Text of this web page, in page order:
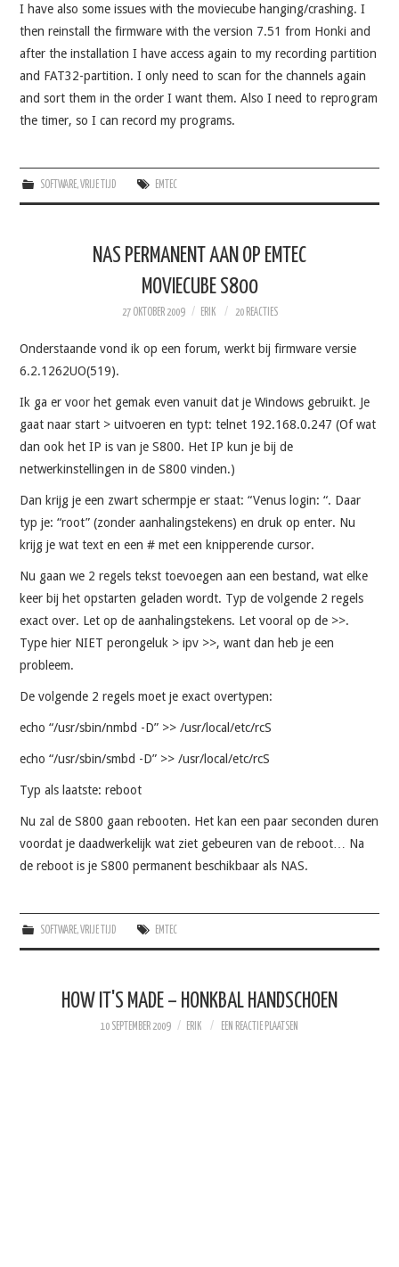
I have also some issues with the moviecube hanging/crashing. I
then reinstall the firmware with the version 7.51 from Honki and
after the installation I have access again to my recording partition
and FAT32-partition. I only need to scan for the channels again
and sort them in the order I want them. Also I need to reprogram
the timer, so I can record my programs.
SOFTWARE,VRIJE TIJD EMTEC
NAS PERMANENT AAN OP EMTEC
MOVIECUBE S800
27 OKTOBER 2009 ERIK 20 REACTIES
Onderstaande vond ik op een forum, werkt bij firmware versie
6.2.1262UO(519).
Ik ga er voor het gemak even vanuit dat je Windows gebruikt. Je
gaat naar start > uitvoeren en typt: telnet 192.168.0.247 (Of wat
dan ook het IP is van je S800. Het IP kun je bij de
netwerkinstellingen in de S800 vinden.)
Dan krijg je een zwart schermpje er staat: “Venus login: “. Daar
typ je: “root” (zonder aanhalingstekens) en druk op enter. Nu
krijg je wat text en een # met een knipperende cursor.
Nu gaan we 2 regels tekst toevoegen aan een bestand, wat elke
keer bij het opstarten geladen wordt. Typ de volgende 2 regels
exact over. Let op de aanhalingstekens. Let vooral op de >>.
Type hier NIET perongeluk > ipv >>, want dan heb je een
probleem.
De volgende 2 regels moet je exact overtypen:
echo “/usr/sbin/nmbd -D” >> /usr/local/etc/rcS
echo “/usr/sbin/smbd -D” >> /usr/local/etc/rcS
Typ als laatste: reboot
Nu zal de S800 gaan rebooten. Het kan een paar seconden duren
voordat je daadwerkelijk wat ziet gebeuren van de reboot… Na
de reboot is je S800 permanent beschikbaar als NAS.
SOFTWARE,VRIJE TIJD EMTEC
HOW IT'S MADE – HONKBAL HANDSCHOEN
10 SEPTEMBER 2009 ERIK EEN REACTIE PLAATSEN